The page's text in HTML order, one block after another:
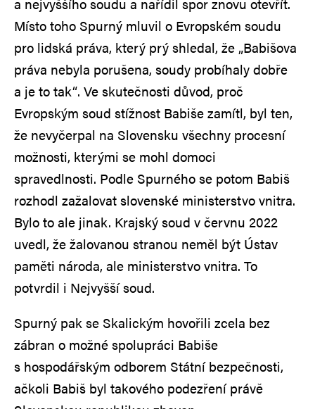
Místo toho Spurný mluvil o Evropském soudu
pro lidská práva, který prý shledal, že „Babišova
práva nebyla porušena, soudy probíhaly dobře
a je to tak“. Ve skutečnosti důvod, proč
Evropským soud stížnost Babiše zamítl, byl ten,
že nevyčerpal na Slovensku všechny procesní
možnosti, kterými se mohl domoci
spravedlnosti. Podle Spurného se potom Babiš
rozhodl zažalovat slovenské ministerstvo vnitra.
Bylo to ale jinak. Krajský soud v červnu 2022
uvedl, že žalovanou stranou neměl být Ústav
paměti národa, ale ministerstvo vnitra. To
potvrdil i Nejvyšší soud.
Spurný pak se Skalickým hovořili zcela bez
zábran o možné spolupráci Babiše
s hospodářským odborem Státní bezpečnosti,
ačkoli Babiš byl takového podezření právě